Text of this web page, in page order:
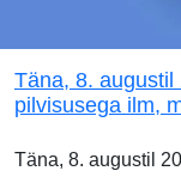
Täna, 8.
pilvisusega ilm,
Täna, 8. augustil